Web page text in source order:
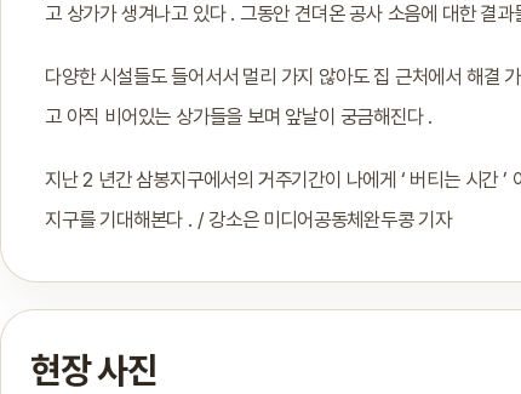
고 상가가 생겨나고 있다 . 그동안 견뎌온 공사 소음에 대한 결
다양한 시설들도 들어서서 멀리 가지 않아도 집 근처에서 해결
고 아직 비어있는 상가들을 보며 앞날이 궁금해진다 .
지난 2 년간 삼봉지구에서의 거주기간이 나에게 ‘ 버티는 시간
지구를 기대해본다 . / 강소은 미디어공동체완두콩 기자
현장 사진